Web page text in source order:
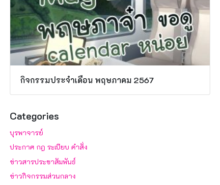
กิจกรรมประจำเดือน พฤษภาคม 2567
Categories
บุรพาจารย์
ประกาศ กฎ ระเบียบ คำสั่ง
ข่าวสารประชาสัมพันธ์
ข่าวกิจกรรมส่วนกลาง